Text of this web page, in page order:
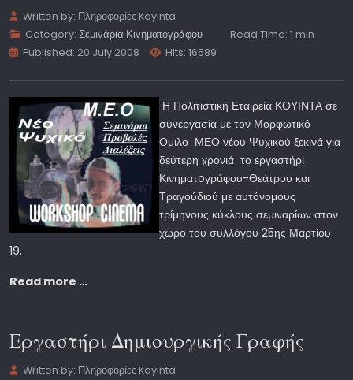
Written by: Πληροφορίες Koyinta
Category:Σεμινάρια Κινηματογράφου
Read Time: 1 min
Published: 20 July 2008
Hits: 16589
Η Πολιτιστική Εταιρεία ΚΟΥΙΝΤΑ σε
συνεργασία με τον Μορφωτικό
Ομιλο ΜΕΟ νέου Ψυχικού ξεκινά για
δεύτερη χρονιά το εργαστήρι
Κινηματoγράφου-Θεάτρου και
Τραγούδιού με αυτόνομους
τρίμηνους κύκλους σεμιναρίων στον
χώρο του συλλόγου 25ης Μαρτίου
19.
Read more …
Εργαστήρι Δημιουργικής Γραφής
Written by: Πληροφορίες Koyinta